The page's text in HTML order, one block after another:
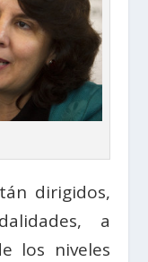
dirigidos,
a
los niveles